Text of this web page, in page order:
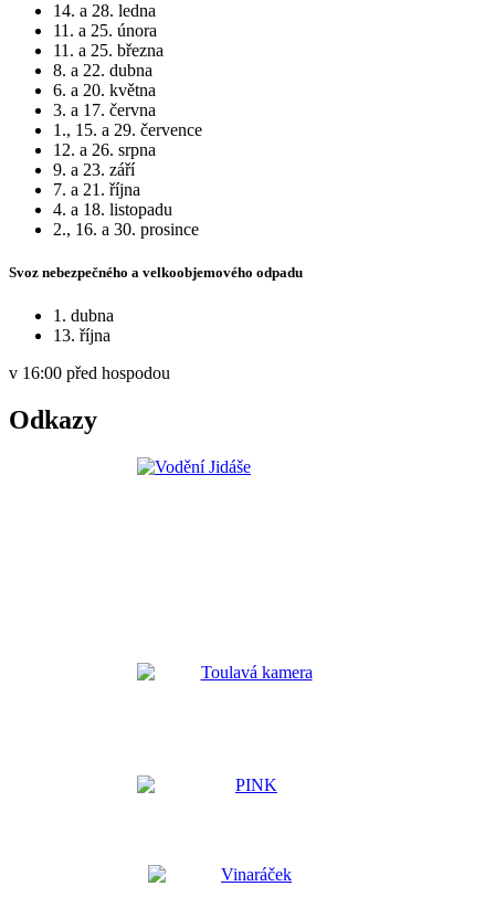
14. a 28. ledna
11. a 25. února
11. a 25. března
8. a 22. dubna
6. a 20. května
3. a 17. června
1., 15. a 29. července
12. a 26. srpna
9. a 23. září
7. a 21. října
4. a 18. listopadu
2., 16. a 30. prosince
Svoz nebezpečného a velkoobjemového odpadu
1. dubna
13. října
v 16:00 před hospodou
Odkazy